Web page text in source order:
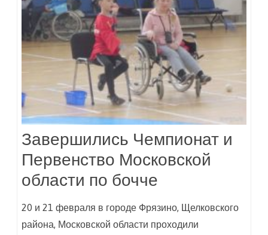
Завершились Чемпионат и
Первенство Московской
области по бочче
20 и 21 февраля в городе Фрязино, Щелковского
района, Московской области проходили